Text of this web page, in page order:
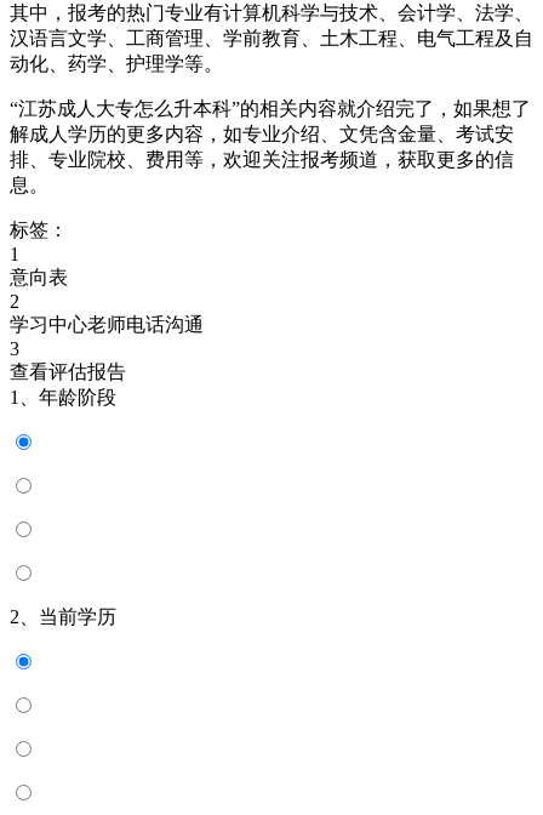
其中，报考的热门专业有计算机科学与技术、会计学、法学、
汉语言文学、工商管理、学前教育、土木工程、电气工程及自
动化、药学、护理学等。
“江苏成人大专怎么升本科”的相关内容就介绍完了，如果想了
解成人学历的更多内容，如专业介绍、文凭含金量、考试安
排、专业院校、费用等，欢迎关注报考频道，获取更多的信
息。
标签：
1
意向表
2
学习中心老师电话沟通
3
查看评估报告
1、年龄阶段
2、当前学历